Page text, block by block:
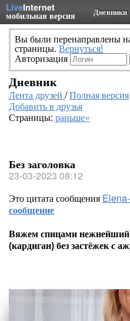
LiveInternet
мобильная версия Дневники
Вы были перенаправлены
страницы. Вернуться!
Авторизация
Дневник
Лента друзей /Полная версия
Добавить в друзья
Страницы: раньше»
Без заголовка
23-03-2023 08:12
Это цитата сообщения
сообщение
Вяжем спицами
(кардиган) без застёжек с